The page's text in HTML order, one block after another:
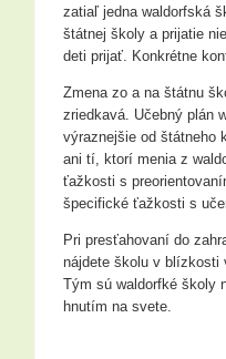
zatiaľ jedna waldorfská
štátnej školy a prijatie
deti prijať. Konkrétne
Zmena zo a na štátnu
zriedkavá. Učebný plán
výraznejšie od štátneho
ani tí, ktorí menia z
ťažkosti s
špecifické ťažkosti s
Pri presťahovaní do
nájdete školu v blízkosti
Tým sú waldorfké školy
hnutím na svete.